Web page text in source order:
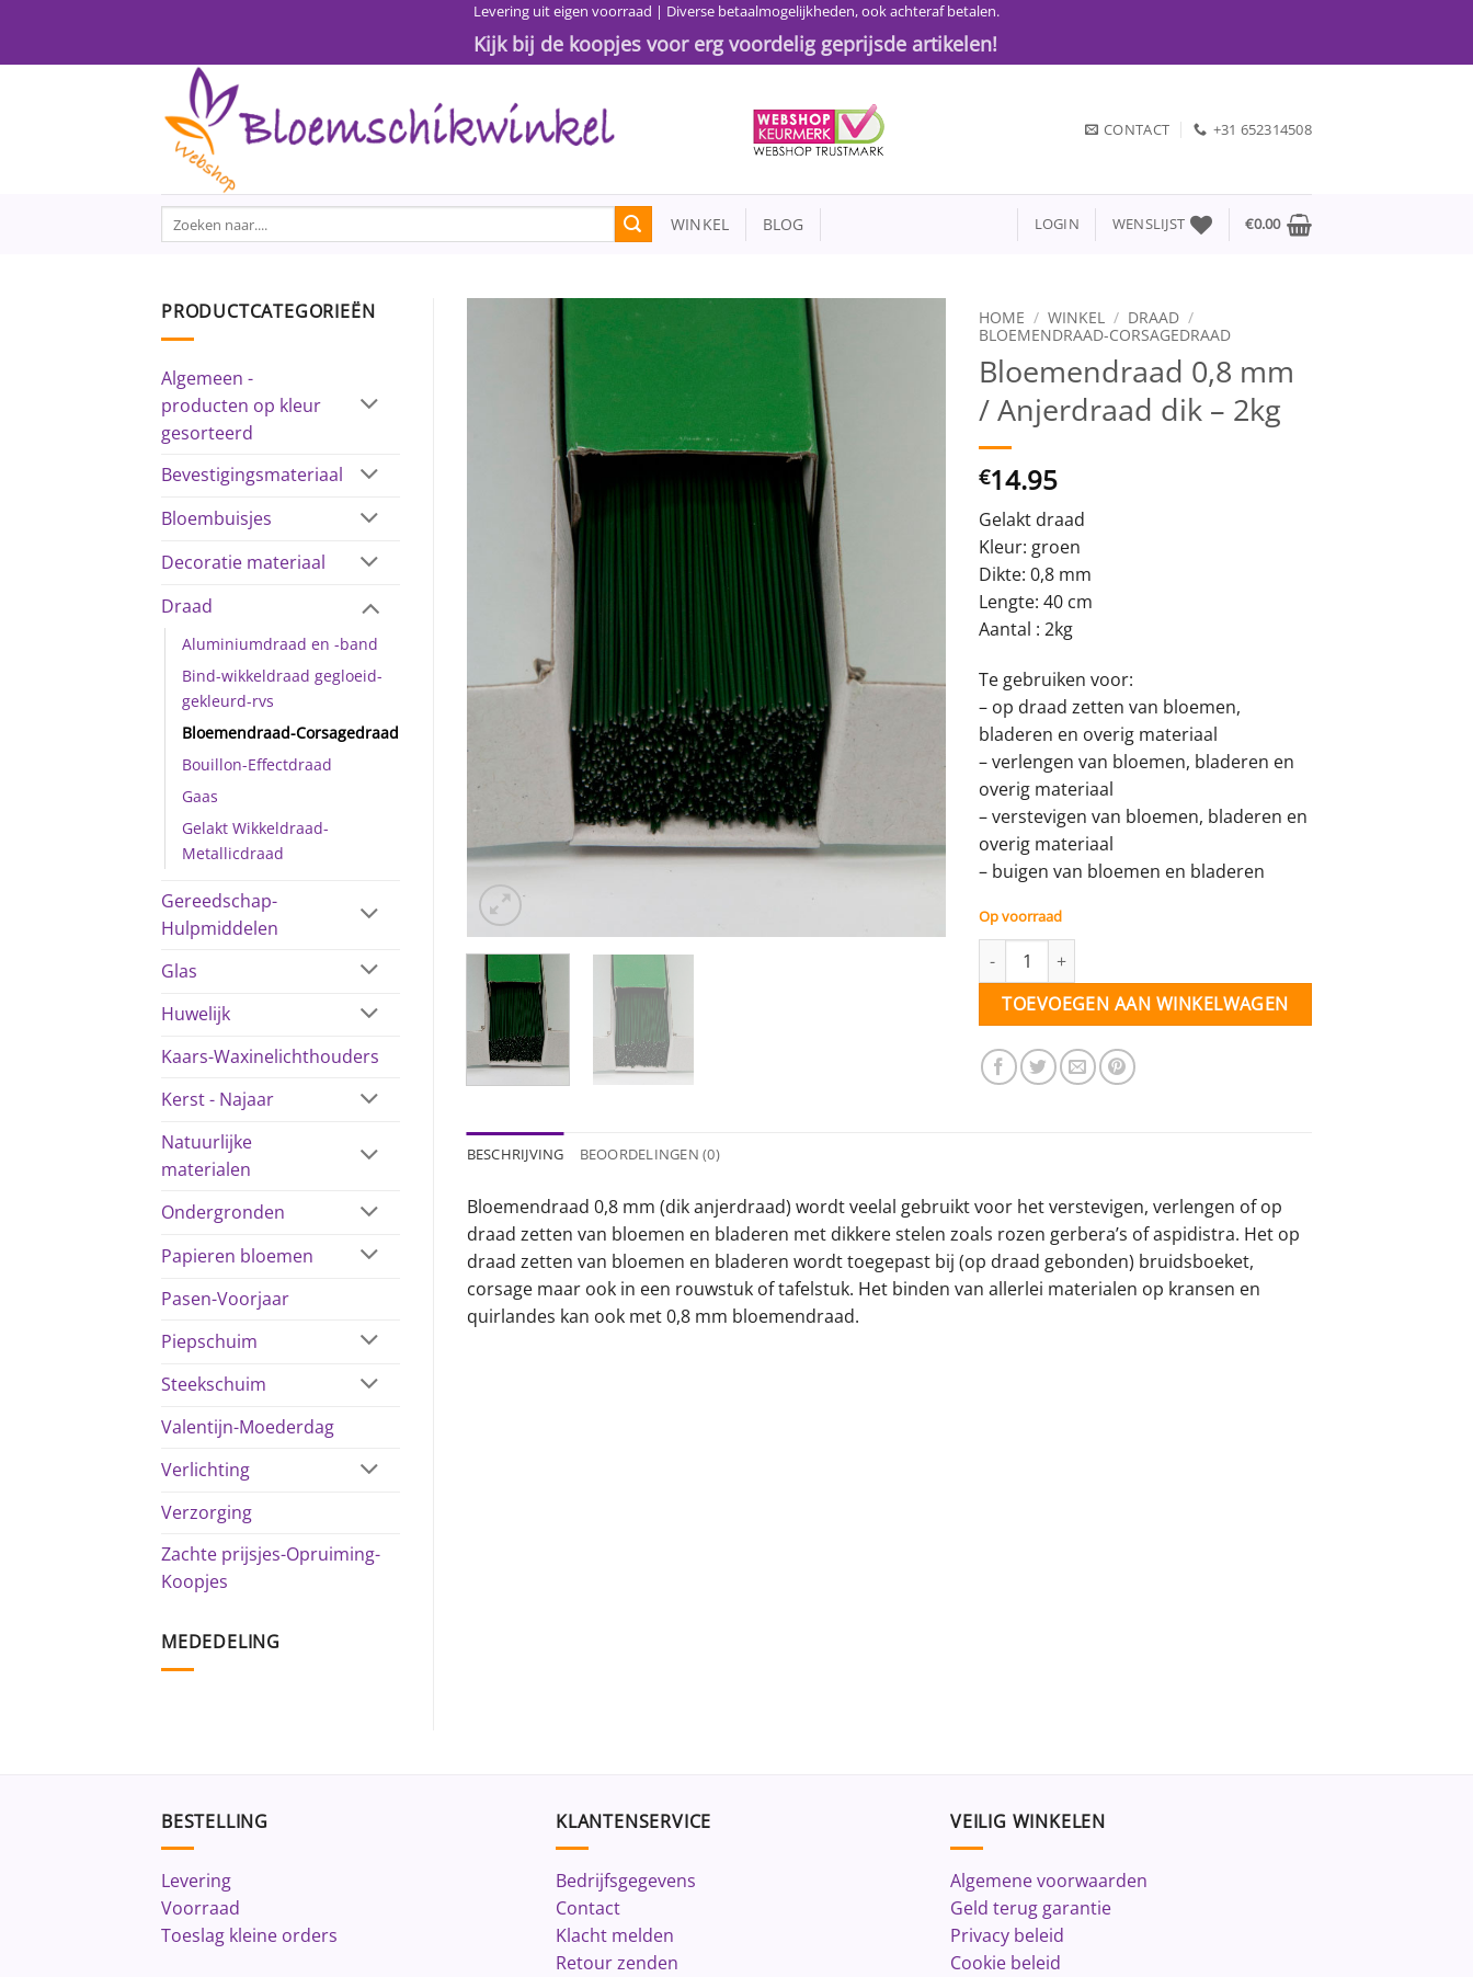
inhoud
Levering uit eigen voorraad | Diverse betaalmogelijkheden, ook achteraf betalen.
Kijk bij de koopjes voor erg voordelig geprijsde artikelen!
CONTACT +31 652314508
Zoeken
naar:
WINKEL BLOG LOGIN WENSLIJST €0.00
PRODUCTCATEGORIEËN
Algemeen -
producten op kleur
gesorteerd
Bevestigingsmateriaal
Bloembuisjes
Decoratie materiaal
Draad
Aluminiumdraad en -band
Bind-wikkeldraad gegloeid-
gekleurd-rvs
Bloemendraad-Corsagedraad
Bouillon-Effectdraad
Gaas
Gelakt Wikkeldraad-
Metallicdraad
Gereedschap-
Hulpmiddelen
Glas
Huwelijk
Kaars-Waxinelichthouders
Kerst - Najaar
Natuurlijke
materialen
Ondergronden
Papieren bloemen
Pasen-Voorjaar
Piepschuim
Steekschuim
Valentijn-Moederdag
Verlichting
Verzorging
Zachte prijsjes-Opruiming-
Koopjes
MEDEDELING
HOME / WINKEL / DRAAD /
BLOEMENDRAAD-CORSAGEDRAAD
Bloemendraad 0,8 mm
/ Anjerdraad dik – 2kg
€14.95
Gelakt draad
Kleur: groen
Dikte: 0,8 mm
Lengte: 40 cm
Aantal : 2kg
Te gebruiken voor:
– op draad zetten van bloemen,
bladeren en overig materiaal
– verlengen van bloemen, bladeren en
overig materiaal
– verstevigen van bloemen, bladeren en
overig materiaal
– buigen van bloemen en bladeren
Op voorraad
Bloemendraad 0,8 mm / Anjerdraad dik - 2kg aantal
TOEVOEGEN AAN WINKELWAGEN
BESCHRIJVING BEOORDELINGEN (0)
Bloemendraad 0,8 mm (dik anjerdraad) wordt veelal gebruikt voor het verstevigen, verlengen of op
draad zetten van bloemen en bladeren met dikkere stelen zoals rozen gerbera’s of aspidistra. Het op
draad zetten van bloemen en bladeren wordt toegepast bij (op draad gebonden) bruidsboeket,
corsage maar ook in een rouwstuk of tafelstuk. Het binden van allerlei materialen op kransen en
quirlandes kan ook met 0,8 mm bloemendraad.
BESTELLING
Levering
Voorraad
Toeslag kleine orders
KLANTENSERVICE
Bedrijfsgegevens
Contact
Klacht melden
Retour zenden
VEILIG WINKELEN
Algemene voorwaarden
Geld terug garantie
Privacy beleid
Cookie beleid